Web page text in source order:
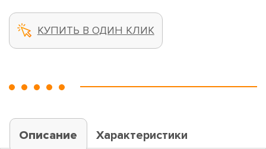
КУПИТЬ В ОДИН КЛИК
Описание
Характеристики